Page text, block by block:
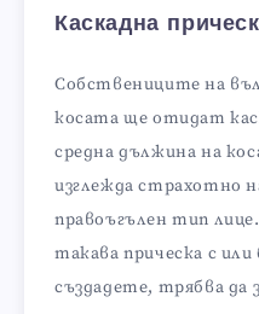
Каскадна
Собствениците на
косата ще отидат
средна дължина на
изглежда страхотно
правоъгълен тип
такава прическа с
създадете, трябва да